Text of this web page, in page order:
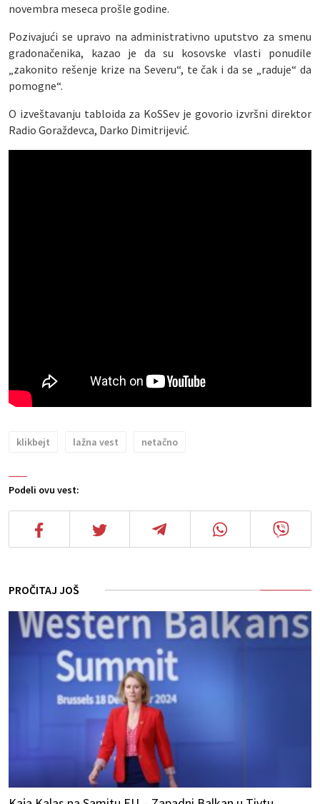
Podeli ovu vest:
novembra meseca prošle godine.
Pozivajući se upravo na administrativno uputstvo za smenu
gradonačenika, kazao je da su kosovske vlasti ponudile
„zakonito rešenje krize na Severu“, te čak i da se „raduje“ da
pomogne“.
O izveštavanju tabloida za KoSSev je govorio izvršni direktor
Radio Goraždevca, Darko Dimitrijević.
klikbejt lažna vest netačno
PROČITAJ JOŠ